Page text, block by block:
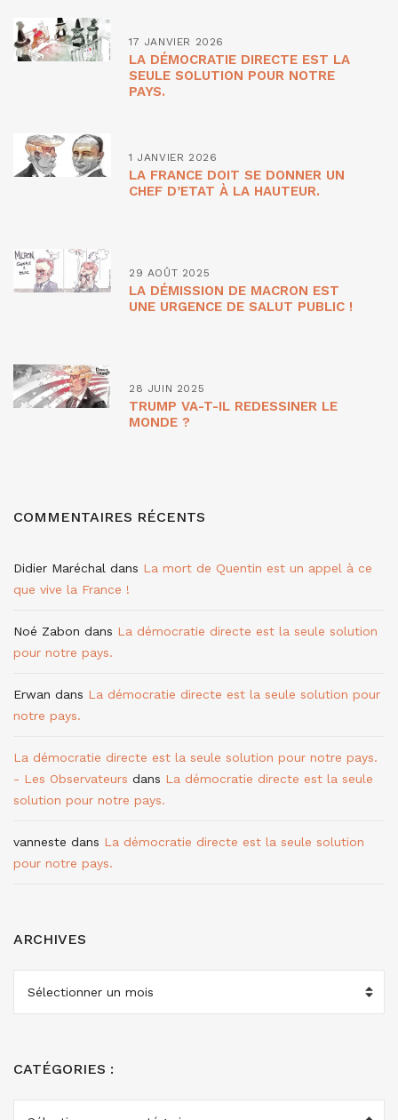
17 JANVIER 2026
LA DÉMOCRATIE DIRECTE EST LA
SEULE SOLUTION POUR NOTRE
PAYS.
1 JANVIER 2026
LA FRANCE DOIT SE DONNER UN
CHEF D’ETAT À LA HAUTEUR.
29 AOÛT 2025
LA DÉMISSION DE MACRON EST
UNE URGENCE DE SALUT PUBLIC !
28 JUIN 2025
TRUMP VA-T-IL REDESSINER LE
MONDE ?
COMMENTAIRES RÉCENTS
Didier Maréchal dans La mort de Quentin est un appel à ce
que vive la France !
Noé Zabon dans La démocratie directe est la seule solution
pour notre pays.
Erwan dans La démocratie directe est la seule solution pour
notre pays.
La démocratie directe est la seule solution pour notre pays.
- Les Observateurs dans La démocratie directe est la seule
solution pour notre pays.
vanneste dans La démocratie directe est la seule solution
pour notre pays.
ARCHIVES
CATÉGORIES :